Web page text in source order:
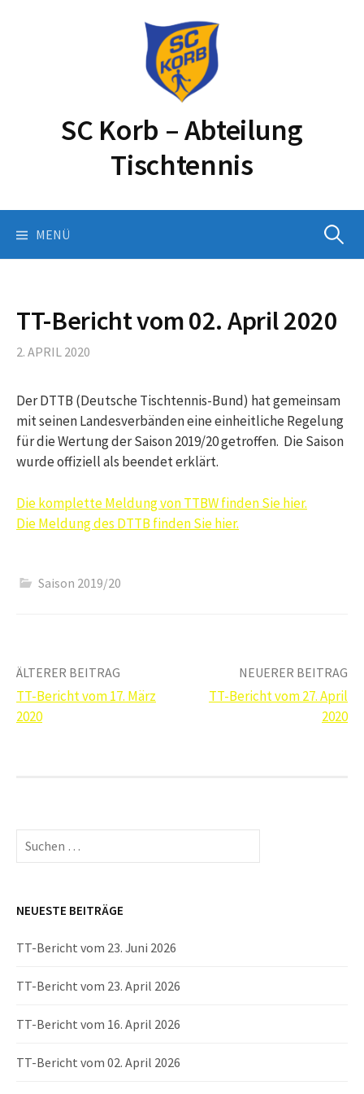
SC Korb – Abteilung
Tischtennis
MENÜ Suchen
TT-Bericht vom 02. April 2020
2. APRIL 2020
Der DTTB (Deutsche Tischtennis-Bund) hat gemeinsam
mit seinen Landesverbänden eine einheitliche Regelung
für die Wertung der Saison 2019/20 getroffen. Die Saison
wurde offiziell als beendet erklärt.
Die komplette Meldung von TTBW finden Sie hier.
Die Meldung des DTTB finden Sie hier.
Saison 2019/20
Beitrags-
Navigation
ÄLTERER BEITRAG
TT-Bericht vom 17. März
2020
NEUERER BEITRAG
TT-Bericht vom 27. April
2020
Suchen
nach:
NEUESTE BEITRÄGE
TT-Bericht vom 23. Juni 2026
TT-Bericht vom 23. April 2026
TT-Bericht vom 16. April 2026
TT-Bericht vom 02. April 2026